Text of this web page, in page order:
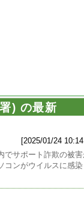
) の最新
[2025/01/24
でサポート詐欺の被
コンがウイルスに感